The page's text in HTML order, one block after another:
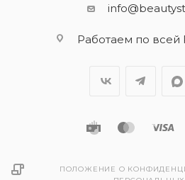
Работаем по
ПОЛОЖЕНИЕ О